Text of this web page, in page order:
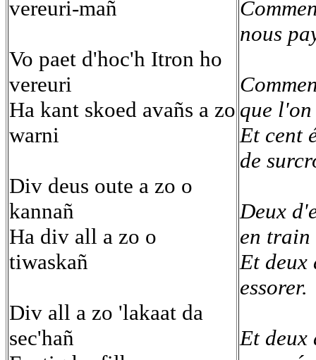
vereuri-mañ
Vo paet d'hoc'h Itron ho
vereuri
Ha kant skoed avañs a zo
warni
Div deus oute a zo o
kannañ
Ha div all a zo o
tiwaskañ
Div all a zo 'lakaat da
sec'hañ
nous
que
Et cent
de
Deux
en train
Et deux
essorer.
Et deux